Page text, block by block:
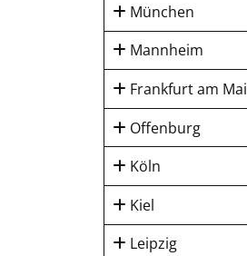
München
Mannheim
Frankfurt am
Offenburg
Köln
Kiel
Leipzig